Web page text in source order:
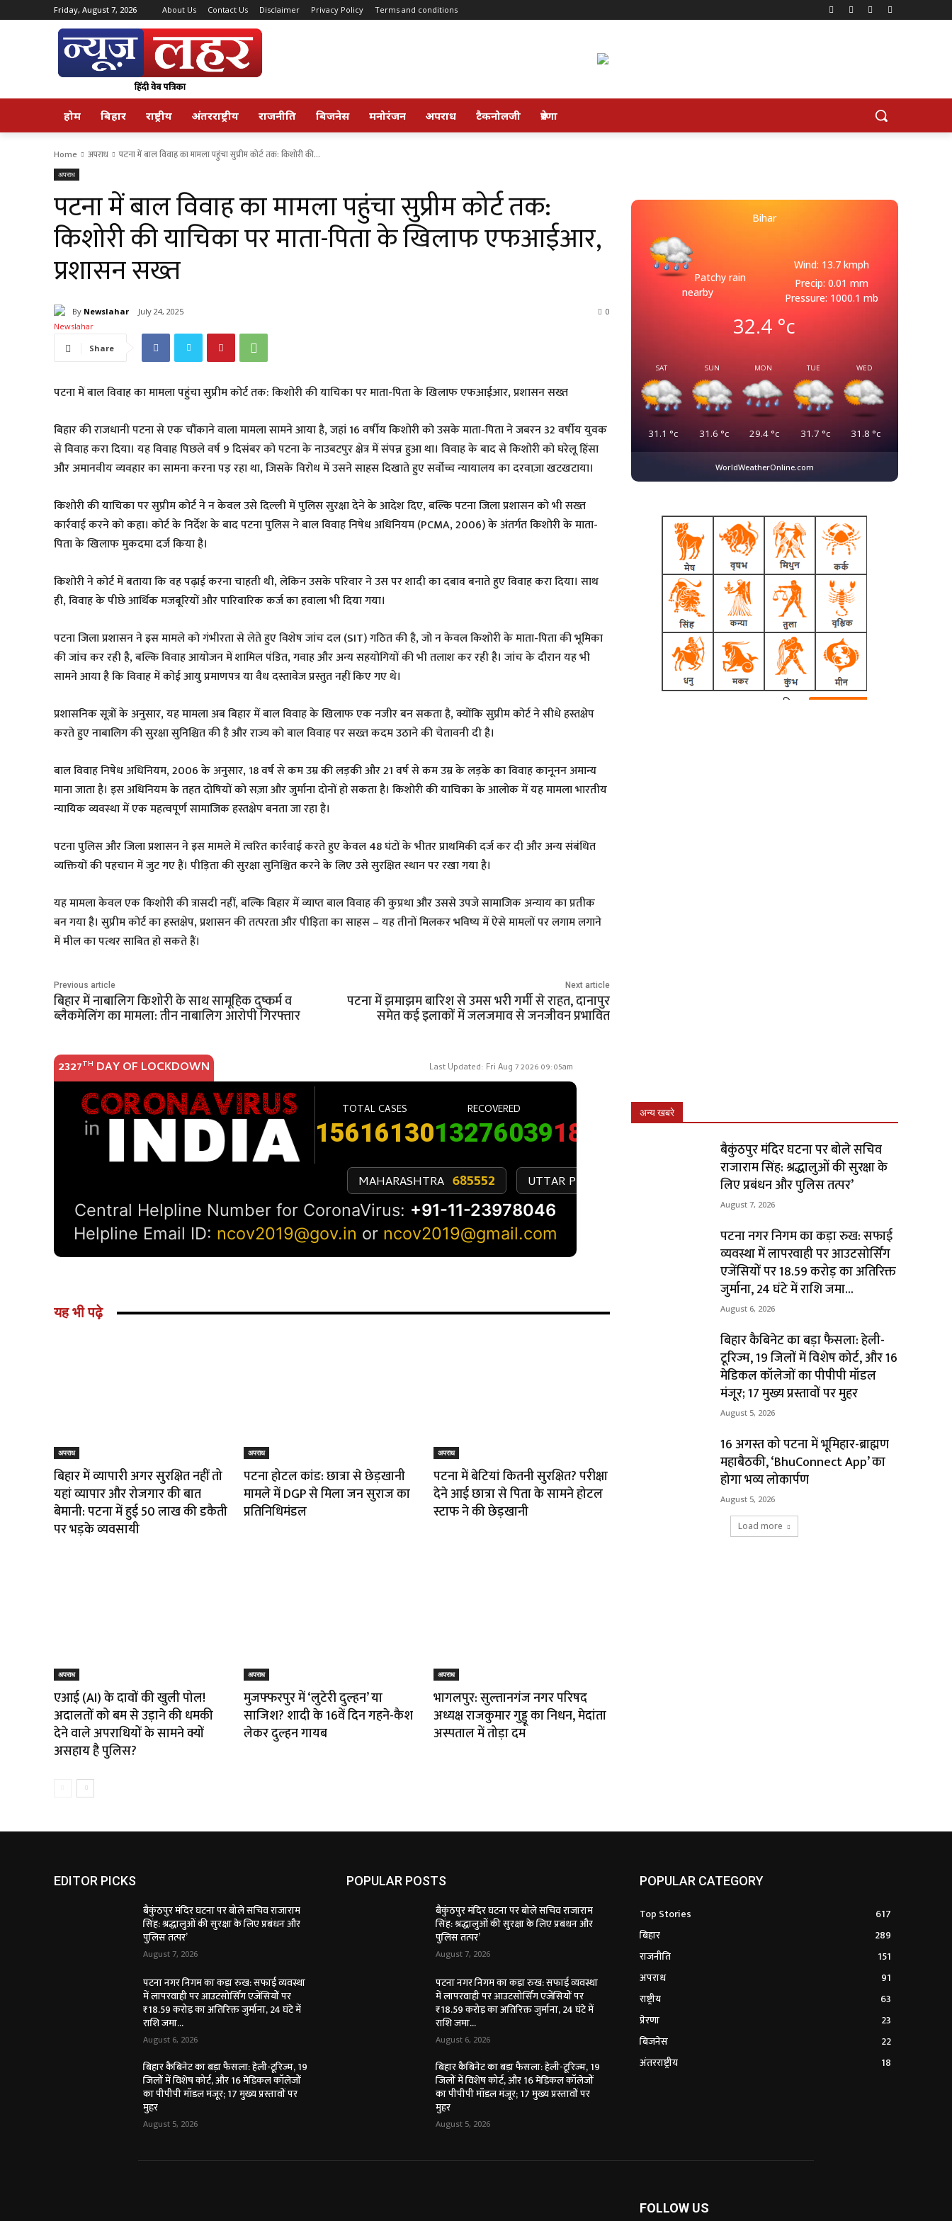
Friday, August 7, 2026 About Us Contact Us Disclaimer Privacy Policy Terms and conditions
होम बिहार राष्ट्रीय अंतरराष्ट्रीय राजनीति बिजनेस मनोरंजन अपराध टैकनोलजी प्रेरणा
Home अपराध पटना में बाल विवाह का मामला पहुंचा सुप्रीम कोर्ट तक: किशोरी की...
अपराध
पटना में बाल विवाह का मामला पहुंचा सुप्रीम कोर्ट तक:
किशोरी की याचिका पर माता-पिता के खिलाफ एफआईआर,
प्रशासन सख्त
By Newslahar July 24, 2025 0
Share
पटना में बाल विवाह का मामला पहुंचा सुप्रीम कोर्ट तक: किशोरी की याचिका पर माता-पिता के खिलाफ एफआईआर, प्रशासन सख्त
बिहार की राजधानी पटना से एक चौंकाने वाला मामला सामने आया है, जहां 16 वर्षीय किशोरी को उसके माता-पिता ने जबरन 32 वर्षीय युवक
से विवाह करा दिया। यह विवाह पिछले वर्ष 9 दिसंबर को पटना के नाउबटपुर क्षेत्र में संपन्न हुआ था। विवाह के बाद से किशोरी को घरेलू हिंसा
और अमानवीय व्यवहार का सामना करना पड़ रहा था, जिसके विरोध में उसने साहस दिखाते हुए सर्वोच्च न्यायालय का दरवाज़ा खटखटाया।
किशोरी की याचिका पर सुप्रीम कोर्ट ने न केवल उसे दिल्ली में पुलिस सुरक्षा देने के आदेश दिए, बल्कि पटना जिला प्रशासन को भी सख्त
कार्रवाई करने को कहा। कोर्ट के निर्देश के बाद पटना पुलिस ने बाल विवाह निषेध अधिनियम (PCMA, 2006) के अंतर्गत किशोरी के माता-
पिता के खिलाफ मुकदमा दर्ज किया है।
किशोरी ने कोर्ट में बताया कि वह पढ़ाई करना चाहती थी, लेकिन उसके परिवार ने उस पर शादी का दबाव बनाते हुए विवाह करा दिया। साथ
ही, विवाह के पीछे आर्थिक मजबूरियों और पारिवारिक कर्ज का हवाला भी दिया गया।
पटना जिला प्रशासन ने इस मामले को गंभीरता से लेते हुए विशेष जांच दल (SIT) गठित की है, जो न केवल किशोरी के माता-पिता की भूमिका
की जांच कर रही है, बल्कि विवाह आयोजन में शामिल पंडित, गवाह और अन्य सहयोगियों की भी तलाश कर रही है। जांच के दौरान यह भी
सामने आया है कि विवाह में कोई आयु प्रमाणपत्र या वैध दस्तावेज प्रस्तुत नहीं किए गए थे।
प्रशासनिक सूत्रों के अनुसार, यह मामला अब बिहार में बाल विवाह के खिलाफ एक नजीर बन सकता है, क्योंकि सुप्रीम कोर्ट ने सीधे हस्तक्षेप
करते हुए नाबालिग की सुरक्षा सुनिश्चित की है और राज्य को बाल विवाह पर सख्त कदम उठाने की चेतावनी दी है।
बाल विवाह निषेध अधिनियम, 2006 के अनुसार, 18 वर्ष से कम उम्र की लड़की और 21 वर्ष से कम उम्र के लड़के का विवाह कानूनन अमान्य
माना जाता है। इस अधिनियम के तहत दोषियों को सज़ा और जुर्माना दोनों हो सकता है। किशोरी की याचिका के आलोक में यह मामला भारतीय
न्यायिक व्यवस्था में एक महत्वपूर्ण सामाजिक हस्तक्षेप बनता जा रहा है।
पटना पुलिस और जिला प्रशासन ने इस मामले में त्वरित कार्रवाई करते हुए केवल 48 घंटों के भीतर प्राथमिकी दर्ज कर दी और अन्य संबंधित
व्यक्तियों की पहचान में जुट गए हैं। पीड़िता की सुरक्षा सुनिश्चित करने के लिए उसे सुरक्षित स्थान पर रखा गया है।
यह मामला केवल एक किशोरी की त्रासदी नहीं, बल्कि बिहार में व्याप्त बाल विवाह की कुप्रथा और उससे उपजे सामाजिक अन्याय का प्रतीक
बन गया है। सुप्रीम कोर्ट का हस्तक्षेप, प्रशासन की तत्परता और पीड़िता का साहस – यह तीनों मिलकर भविष्य में ऐसे मामलों पर लगाम लगाने
में मील का पत्थर साबित हो सकते हैं।
Previous article
बिहार में नाबालिग किशोरी के साथ सामूहिक दुष्कर्म व
ब्लैकमेलिंग का मामला: तीन नाबालिग आरोपी गिरफ्तार
Next article
पटना में झमाझम बारिश से उमस भरी गर्मी से राहत, दानापुर
समेत कई इलाकों में जलजमाव से जनजीवन प्रभावित
यह भी पढ़े
अपराध
बिहार में व्यापारी अगर सुरक्षित नहीं तो
यहां व्यापार और रोजगार की बात
बेमानी: पटना में हुई ₹50 लाख की डकैती
पर भड़के व्यवसायी
अपराध
पटना होटल कांड: छात्रा से छेड़खानी
मामले में DGP से मिला जन सुराज का
प्रतिनिधिमंडल
अपराध
पटना में बेटियां कितनी सुरक्षित? परीक्षा
देने आई छात्रा से पिता के सामने होटल
स्टाफ ने की छेड़खानी
अपराध
एआई (AI) के दावों की खुली पोल!
अदालतों को बम से उड़ाने की धमकी
देने वाले अपराधियों के सामने क्यों
असहाय है पुलिस?
अपराध
मुजफ्फरपुर में ‘लुटेरी दुल्हन’ या
साजिश? शादी के 16वें दिन गहने-कैश
लेकर दुल्हन गायब
अपराध
भागलपुर: सुल्तानगंज नगर परिषद
अध्यक्ष राजकुमार गुड्डू का निधन, मेदांता
अस्पताल में तोड़ा दम
Bihar
Patchy rain
nearby
Wind: 13.7 kmph
Precip: 0.01 mm
Pressure: 1000.1 mb
32.4 °c
SAT
31.1 °c
SUN
31.6 °c
MON
29.4 °c
TUE
31.7 °c
WED
31.8 °c
WorldWeatherOnline.com
अन्य खबरे
बैकुंठपुर मंदिर घटना पर बोले सचिव
राजाराम सिंह: श्रद्धालुओं की सुरक्षा के
लिए प्रबंधन और पुलिस तत्पर’
August 7, 2026
पटना नगर निगम का कड़ा रुख: सफाई
व्यवस्था में लापरवाही पर आउटसोर्सिंग
एजेंसियों पर ₹18.59 करोड़ का अतिरिक्त
जुर्माना, 24 घंटे में राशि जमा...
August 6, 2026
बिहार कैबिनेट का बड़ा फैसला: हेली-
टूरिज्म, 19 जिलों में विशेष कोर्ट, और 16
मेडिकल कॉलेजों का पीपीपी मॉडल
मंजूर; 17 मुख्य प्रस्तावों पर मुहर
August 5, 2026
16 अगस्त को पटना में भूमिहार-ब्राह्मण
महाबैठकी, ‘BhuConnect App’ का
होगा भव्य लोकार्पण
August 5, 2026
Load more
EDITOR PICKS
बैकुंठपुर मंदिर घटना पर बोले सचिव राजाराम
सिंह: श्रद्धालुओं की सुरक्षा के लिए प्रबंधन और
पुलिस तत्पर’
August 7, 2026
पटना नगर निगम का कड़ा रुख: सफाई व्यवस्था
में लापरवाही पर आउटसोर्सिंग एजेंसियों पर
₹18.59 करोड़ का अतिरिक्त जुर्माना, 24 घंटे में
राशि जमा...
August 6, 2026
बिहार कैबिनेट का बड़ा फैसला: हेली-टूरिज्म, 19
जिलों में विशेष कोर्ट, और 16 मेडिकल कॉलेजों
का पीपीपी मॉडल मंजूर; 17 मुख्य प्रस्तावों पर
मुहर
August 5, 2026
POPULAR POSTS
बैकुंठपुर मंदिर घटना पर बोले सचिव राजाराम
सिंह: श्रद्धालुओं की सुरक्षा के लिए प्रबंधन और
पुलिस तत्पर’
August 7, 2026
पटना नगर निगम का कड़ा रुख: सफाई व्यवस्था
में लापरवाही पर आउटसोर्सिंग एजेंसियों पर
₹18.59 करोड़ का अतिरिक्त जुर्माना, 24 घंटे में
राशि जमा...
August 6, 2026
बिहार कैबिनेट का बड़ा फैसला: हेली-टूरिज्म, 19
जिलों में विशेष कोर्ट, और 16 मेडिकल कॉलेजों
का पीपीपी मॉडल मंजूर; 17 मुख्य प्रस्तावों पर
मुहर
August 5, 2026
POPULAR CATEGORY
Top Stories
617
बिहार
289
राजनीति
151
अपराध
91
राष्ट्रीय
63
प्रेरणा
23
बिजनेस
22
अंतरराष्ट्रीय
18
FOLLOW US